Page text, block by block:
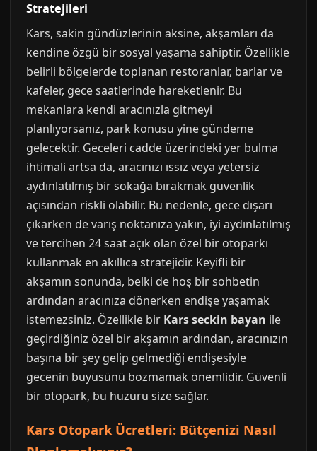
Stratejileri
Kars, sakin gündüzlerinin aksine, akşamları da
kendine özgü bir sosyal yaşama sahiptir. Özellikle
belirli bölgelerde toplanan restoranlar, barlar ve
kafeler, gece saatlerinde hareketlenir. Bu
mekanlara kendi aracınızla gitmeyi
planlıyorsanız, park konusu yine gündeme
gelecektir. Geceleri cadde üzerindeki yer bulma
ihtimali artsa da, aracınızı ıssız veya yetersiz
aydınlatılmış bir sokağa bırakmak güvenlik
açısından riskli olabilir. Bu nedenle, gece dışarı
çıkarken de varış noktanıza yakın, iyi aydınlatılmış
ve tercihen 24 saat açık olan özel bir otoparkı
kullanmak en akıllıca stratejidir. Keyifli bir
akşamın sonunda, belki de hoş bir sohbetin
ardından aracınıza dönerken endişe yaşamak
istemezsiniz. Özellikle bir Kars seckin bayan ile
geçirdiğiniz özel bir akşamın ardından, aracınızın
başına bir şey gelip gelmediği endişesiyle
gecenin büyüsünü bozmamak önemlidir. Güvenli
bir otopark, bu huzuru size sağlar.
Kars Otopark Ücretleri: Bütçenizi Nasıl